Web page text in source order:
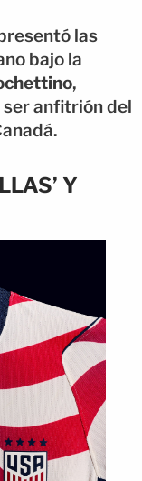
las
bajo la
,
anfitrión del
Y